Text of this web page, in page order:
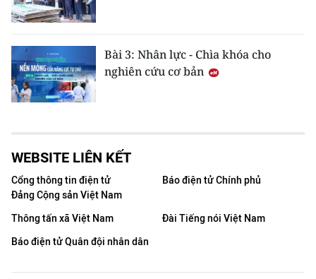
Bài 3: Nhân lực - Chìa khóa cho
nghiên cứu cơ bản
WEBSITE LIÊN KẾT
Cổng thông tin điện tử
Đảng Cộng sản Việt Nam
Báo điện tử Chính phủ
Thông tấn xã Việt Nam
Đài Tiếng nói Việt Nam
Báo điện tử Quân đội nhân dân